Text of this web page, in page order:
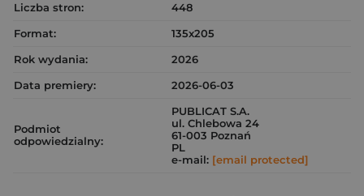
Liczba stron:
448
Format:
135x205
Rok wydania:
2026
Data premiery:
2026-06-03
Podmiot
odpowiedzialny:
PUBLICAT S.A.
ul. Chlebowa 24
61-003 Poznań
PL
e-mail: [email protected]